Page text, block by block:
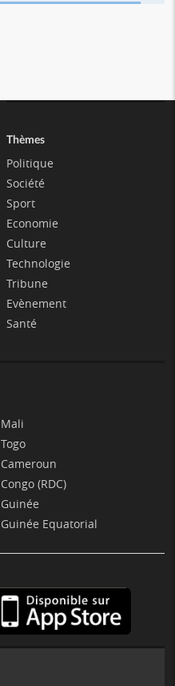
Thèmes
Politique
Société
Sport
Economie
Culture
Technologie
Tribune
Evènement
Santé
Mali
Togo
Cameroun
Congo (RDC)
Guinée
Guinée Equatorial